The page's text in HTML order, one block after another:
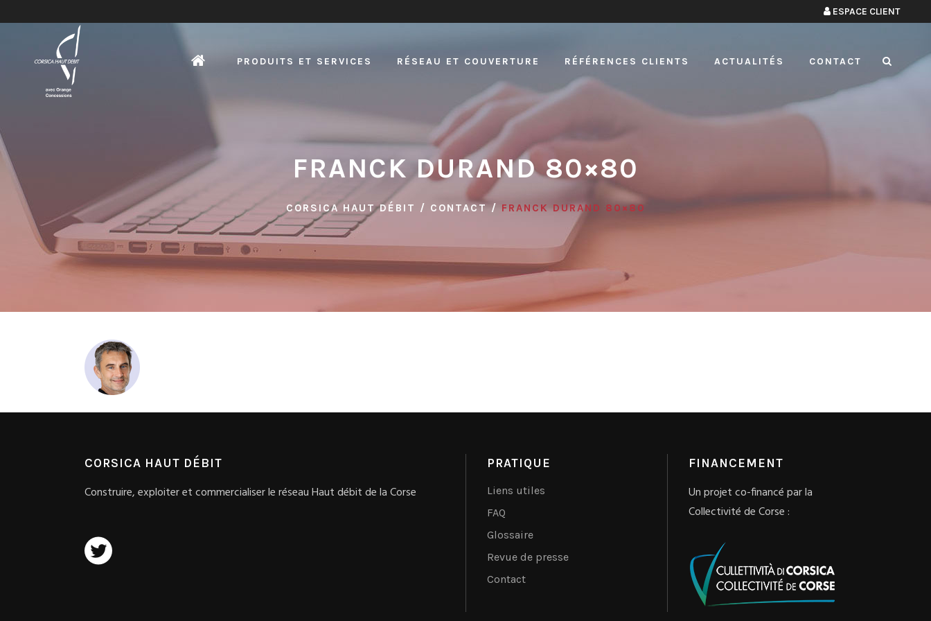
ESPACE CLIENT
PRODUITS ET SERVICES RÉSEAU ET COUVERTURE RÉFÉRENCES CLIENTS ACTUALITÉS CONTACT
FRANCK DURAND 80×80
CORSICA HAUT DÉBIT / CONTACT/ FRANCK DURAND 80×80
CORSICA HAUT DÉBIT
Construire, exploiter et commercialiser le réseau Haut débit de la Corse
PRATIQUE
Liens utiles
FAQ
Glossaire
Revue de presse
Contact
FINANCEMENT
Un projet co-financé par la
Collectivité de Corse :